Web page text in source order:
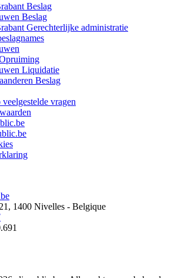
Beslag
Beslag
Gerechterlijke administratie
Liquidatie
Beslag
vragen
1400 Nivelles - Belgique